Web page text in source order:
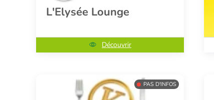
L'Elysée Lounge
Découvrir
PAS D'INFOS